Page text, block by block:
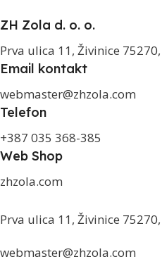
ZH Zola d. o. o.
Prva ulica 11, Živinice
Email kontakt
webmaster@zhzola.com
Telefon
+387 035 368-385
Web Shop
zhzola.com
Prva ulica 11, Živinice
webmaster@zhzola.com